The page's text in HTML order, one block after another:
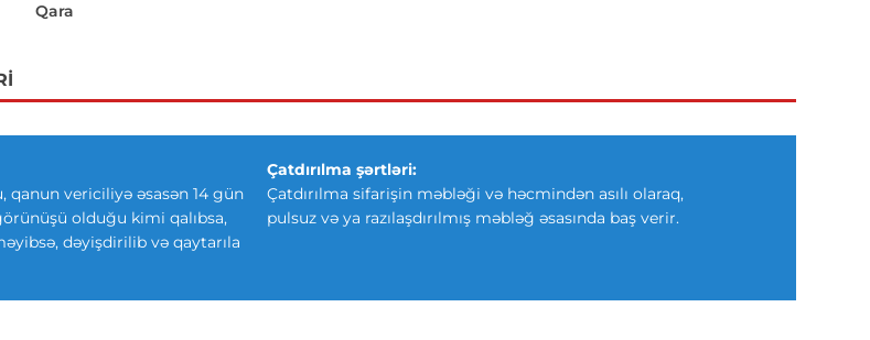
Qara
qanun vericiliyə əsasən 14 gün
olduğu kimi qalıbsa,
dəyişdirilib və qaytarıla
Çatdırılma şərtləri:
Çatdırılma sifarişin məbləği və həcmindən asılı olaraq,
pulsuz və ya razılaşdırılmış məbləğ əsasında baş verir.